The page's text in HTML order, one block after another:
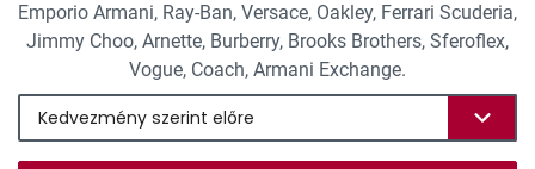
Emporio Armani, Ray-Ban, Versace, Oakley, Ferrari Scuderia,
Jimmy Choo, Arnette, Burberry, Brooks Brothers, Sferoflex,
Vogue, Coach, Armani Exchange.